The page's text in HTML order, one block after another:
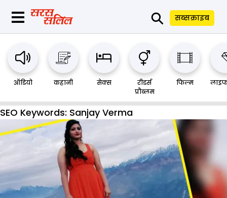
⚲ सब्सक्राइब
ऑडियो कहानी सेक्स
रीडर्स
प्रौब्लम
फिल्म
SEO Keywords: Sanjay Verma